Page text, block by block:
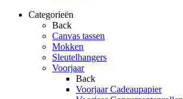
Categorieën
Back
Canvas tassen
Mokken
Sleutelhangers
Voorjaar
Back
Voorjaar Cadeaupapier